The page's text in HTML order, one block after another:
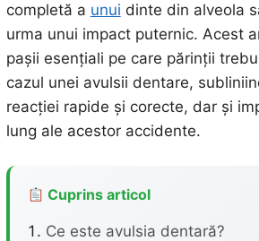
completă a unui dinte din alveola
urma unui impact puternic. Acest
pașii esențiali pe care părinții
cazul unei avulsii dentare,
reacției rapide și corecte, dar și
lung ale acestor accidente.
Cuprins articol
Ce este avulsia dentară?